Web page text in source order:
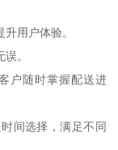
用户体验。
。
户随时掌握配送进
间选择，满足不同